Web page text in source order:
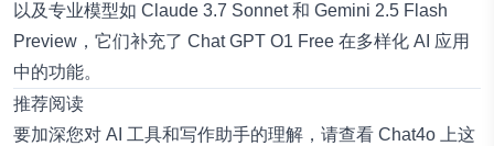
以及专业模型如 Claude 3.7 Sonnet和 Gemini 2.5 Flash
Preview ，它们补充了 Chat GPT O1 Free 在多样化 AI 应用
中的功能。
推荐阅读
要加深您对 AI 工具和写作助手的理解，请查看 Chat4o 上这